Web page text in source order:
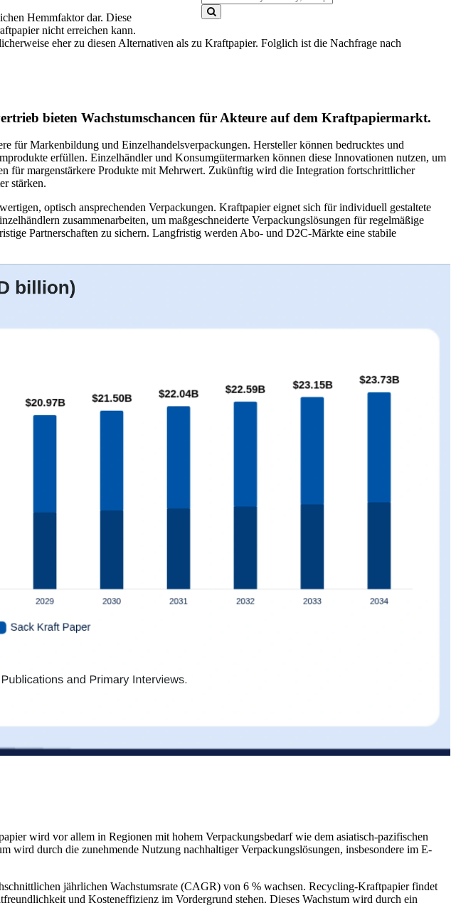
Hemmfaktor dar. Diese
nicht erreichen kann.
eher zu diesen Alternativen als zu Kraftpapier. Folglich ist die Nachfrage nach
bieten Wachstumschancen für Akteure auf dem Kraftpapiermarkt.
Markenbildung und Einzelhandelsverpackungen. Hersteller können bedrucktes und
erfüllen. Einzelhändler und Konsumgütermarken können diese Innovationen nutzen, um
für margenstärkere Produkte mit Mehrwert. Zukünftig wird die Integration fortschrittlicher
stärken.
optisch ansprechenden Verpackungen. Kraftpapier eignet sich für individuell gestaltete
zusammenarbeiten, um maßgeschneiderte Verpackungslösungen für regelmäßige
Partnerschaften zu sichern. Langfristig werden Abo- und D2C-Märkte eine stabile
wird vor allem in Regionen mit hohem Verpackungsbedarf wie dem asiatisch-pazifischen
wird durch die zunehmende Nutzung nachhaltiger Verpackungslösungen, insbesondere im E-
jährlichen Wachstumsrate (CAGR) von 6 % wachsen. Recycling-Kraftpapier findet
und Kosteneffizienz im Vordergrund stehen. Dieses Wachstum wird durch ein